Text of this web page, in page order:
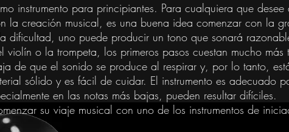
instrumento para principiantes. Para cualquiera que desee
la creación musical, es una buena idea comenzar con la
dificultad, uno puede producir un tono que sonará
o la trompeta, los primeros pasos cuestan mucho más
de que el sonido se produce al respirar y, por lo tanto,
sólido y es fácil de cuidar. El instrumento es adecuado
en las notas más bajas, pueden resultar difíciles.
su viaje musical con uno de los instrumentos de